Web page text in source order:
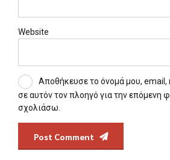
Website
Αποθήκευσε το όνομά μου, email,
σε αυτόν τον πλοηγό για την επόμενη
σχολιάσω.
Post Comment